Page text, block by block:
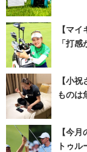
【マ
「打
【小
ものは
【今
トゥ